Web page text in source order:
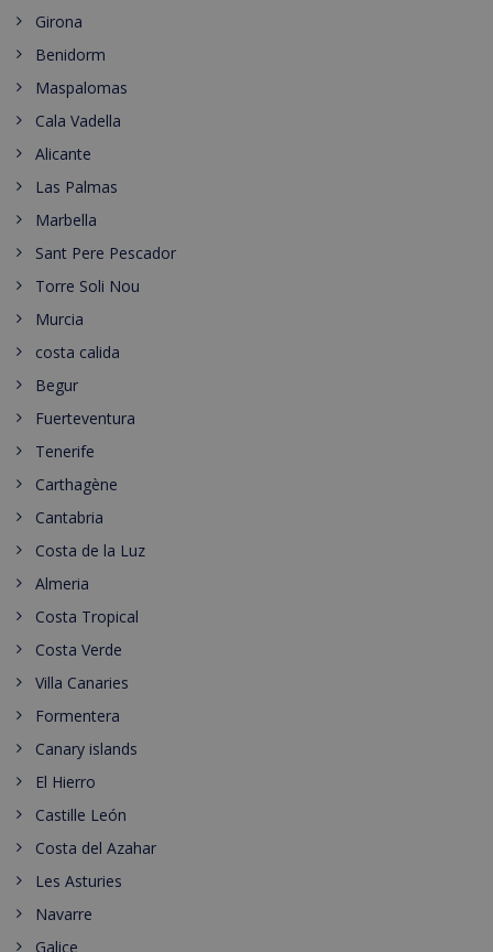
Girona
Benidorm
Maspalomas
Cala Vadella
Alicante
Las Palmas
Marbella
Sant Pere Pescador
Torre Soli Nou
Murcia
costa calida
Begur
Fuerteventura
Tenerife
Carthagène
Cantabria
Costa de la Luz
Almeria
Costa Tropical
Costa Verde
Villa Canaries
Formentera
Canary islands
El Hierro
Castille León
Costa del Azahar
Les Asturies
Navarre
Galice